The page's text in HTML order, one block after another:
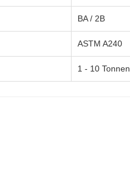
BA / 2B
ASTM A240
1 - 10 Tonnen